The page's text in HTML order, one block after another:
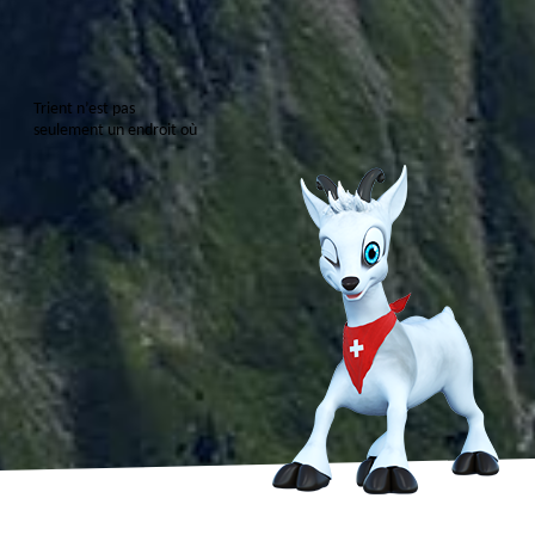
Trient n’est pas
seulement un endroit où l
s n